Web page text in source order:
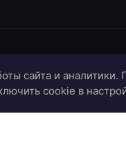
О
сайта и аналитики.
cookie в